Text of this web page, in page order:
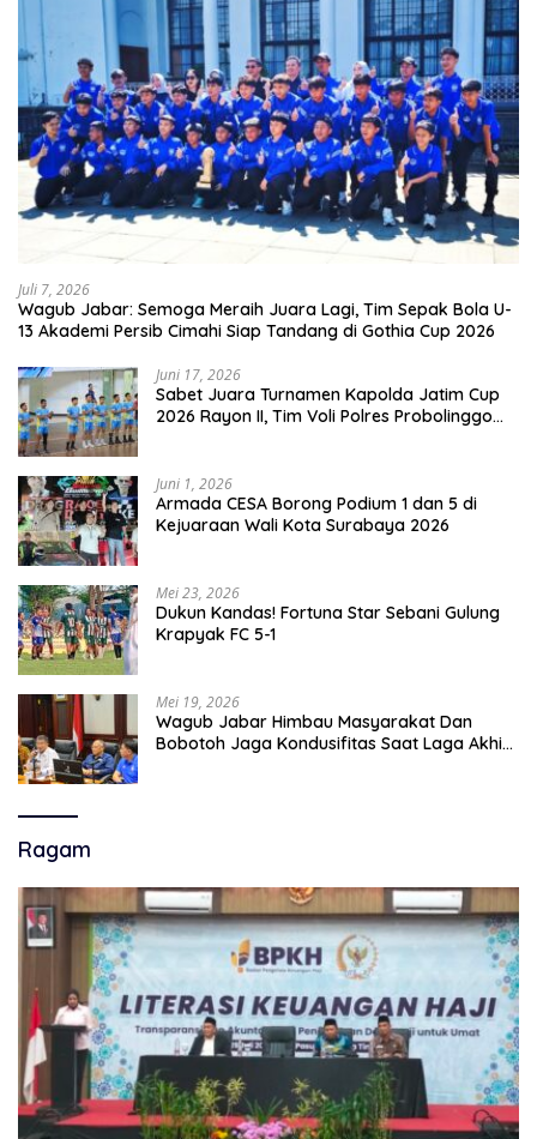
Juli 7, 2026
Wagub Jabar: Semoga Meraih Juara Lagi, Tim Sepak Bola U-
13 Akademi Persib Cimahi Siap Tandang di Gothia Cup 2026
Juni 17, 2026
Sabet Juara Turnamen Kapolda Jatim Cup
2026 Rayon II, Tim Voli Polres Probolinggo
Juni 1, 2026
Armada CESA Borong Podium 1 dan 5 di
Kejuaraan Wali Kota Surabaya 2026
Mei 23, 2026
Dukun Kandas! Fortuna Star Sebani Gulung
Krapyak FC 5-1
Mei 19, 2026
Wagub Jabar Himbau Masyarakat Dan
Bobotoh Jaga Kondusifitas Saat Laga Akhir
Ragam